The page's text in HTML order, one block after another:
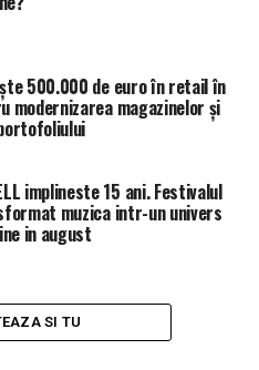
sociala | Sibiul de AZI
500.000 de euro în retail în
modernizarea magazinelor și
implineste 15 ani. Festivalul
muzica intr-un univers
in august
SI TU